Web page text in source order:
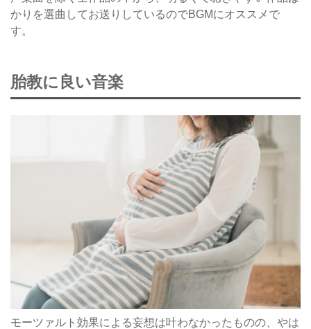
かりを選曲してお送りしているのでBGMにオススメで
す。
胎教に良い音楽
モーツァルト効果による妄想は叶わなかったものの、やは